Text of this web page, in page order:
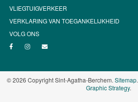
VLIEGTUIGVERKEER
VERKLARING VAN TOEGANKELIJKHEID
VOLG ONS
© 2026 Copyright Sint-Agatha-Berchem. Sitemap.
Graphic Strategy.